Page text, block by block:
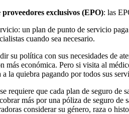
exclusivos (EPO): las
un plan de punto de servicio
cuando sea necesario.
su política con sus necesidades de
más económica. Pero si visita al
a la quiebra pagando por todos sus
requiere que cada plan de seguro de
más por una póliza de seguro de
considerar su género, raza o